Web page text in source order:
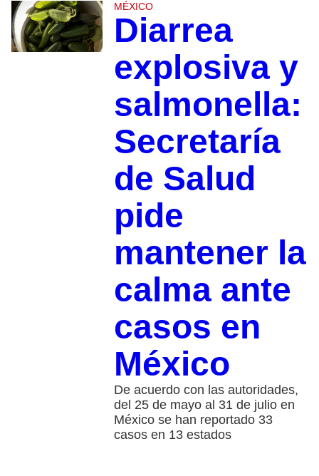
MÉXICO
Diarrea
explosiva y
salmonella:
Secretaría
de Salud
pide
mantener la
calma ante
casos en
México
De acuerdo con las autoridades,
del 25 de mayo al 31 de julio en
México se han reportado 33
casos en 13 estados